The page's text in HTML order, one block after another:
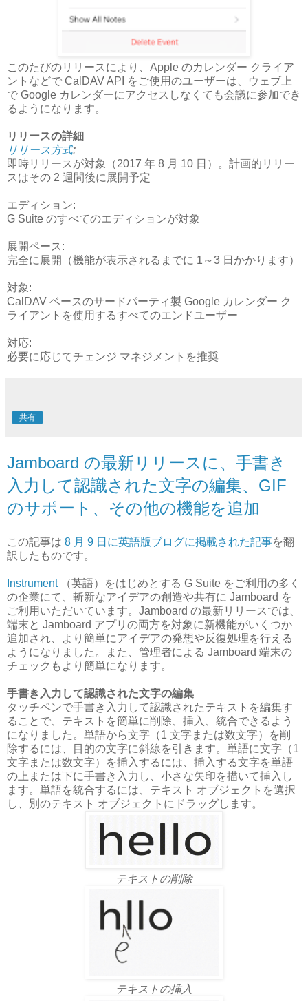
このたびのリリースにより、Apple のカレンダー クライア
ントなどで CalDAV API をご使用のユーザーは、ウェブ上
で Google カレンダーにアクセスしなくても会議に参加でき
るようになります。
リリースの詳細
リリース方式:
即時リリースが対象（2017 年 8 月 10 日）。計画的リリー
スはその 2 週間後に展開予定
エディション:
G Suite のすべてのエディションが対象
展開ペース:
完全に展開（機能が表示されるまでに 1～3 日かかります）
対象:
CalDAV ベースのサードパーティ製 Google カレンダー ク
ライアントを使用するすべてのエンドユーザー
対応:
必要に応じてチェンジ マネジメントを推奨
共有
Jamboard の最新リリースに、手書き
入力して認識された文字の編集、GIF
のサポート、その他の機能を追加
この記事は 8 月 9 日に英語版ブログに掲載された記事を翻
訳したものです。
Instrument（英語）をはじめとする G Suite をご利用の多く
の企業にて、斬新なアイデアの創造や共有に Jamboard を
ご利用いただいています。Jamboard の最新リリースでは、
端末と Jamboard アプリの両方を対象に新機能がいくつか
追加され、より簡単にアイデアの発想や反復処理を行える
ようになりました。また、管理者による Jamboard 端末の
チェックもより簡単になります。
手書き入力して認識された文字の編集
タッチペンで手書き入力して認識されたテキストを編集す
ることで、テキストを簡単に削除、挿入、統合できるよう
になりました。単語から文字（1 文字または数文字）を削
除するには、目的の文字に斜線を引きます。単語に文字（1
文字または数文字）を挿入するには、挿入する文字を単語
の上または下に手書き入力し、小さな矢印を描いて挿入し
ます。単語を統合するには、テキスト オブジェクトを選択
し、別のテキスト オブジェクトにドラッグします。
テキストの削除
テキストの挿入